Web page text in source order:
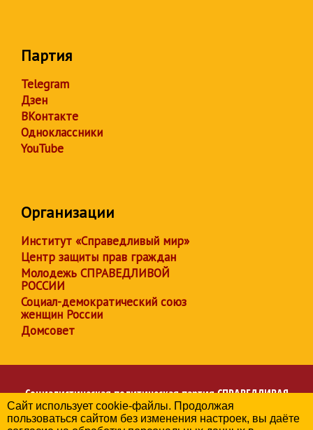
Партия
Telegram
Дзен
ВКонтакте
Одноклассники
YouTube
Организации
Институт «Справедливый мир»
Центр защиты прав граждан
Молодежь СПРАВЕДЛИВОЙ
РОССИИ
Социал-демократический союз
женщин России
Домсовет
Социалистическая политическая партияСПРАВЕДЛИВАЯ
РОССИЯ
Региональное отделение партии в Чувашской Республике
Сайт использует cookie-файлы. Продолжая
пользоваться сайтом без изменения настроек, вы даёте